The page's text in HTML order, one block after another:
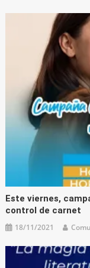
Este viernes,
control de carnet
18/11/2021